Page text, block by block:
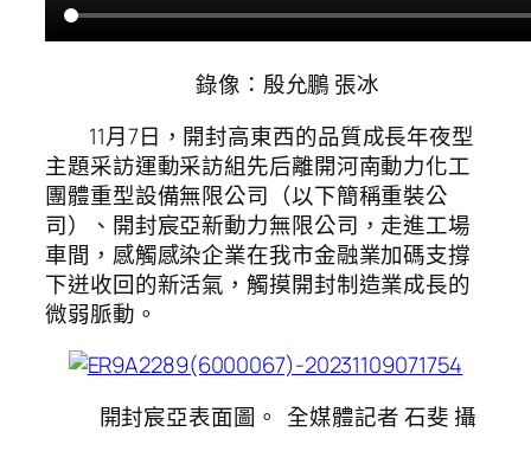
錄像：殷允鵬 張冰
11月7日，開封高東西的品質成長年夜型
主題采訪運動采訪組先后離開河南動力化工
團體重型設備無限公司（以下簡稱重裝公
司）、開封宸亞新動力無限公司，走進工場
車間，感觸感染企業在我市金融業加碼支撐
下迸收回的新活氣，觸摸開封制造業成長的
微弱脈動。
開封宸亞表面圖。 全媒體記者 石斐 攝